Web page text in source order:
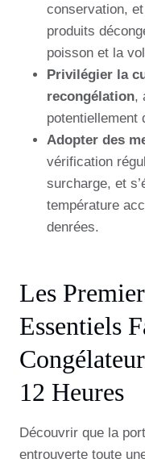
conservation,
produits
poisson et la
Privilégier la
recongélation,
potentiellement
Adopter des
vérification
surcharge, et
température
denrées.
Les
Essentiels
12 Heures
Découvrir que la
entrouverte toute